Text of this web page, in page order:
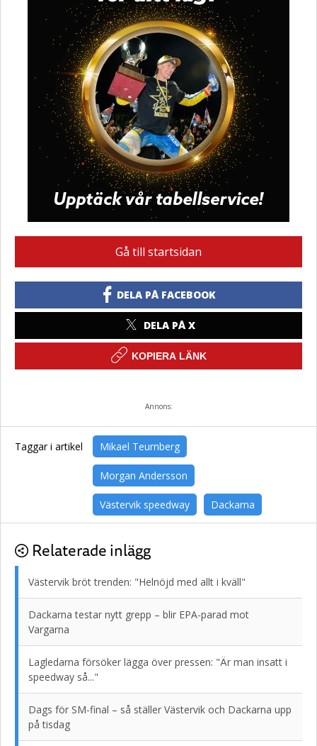
Gå till startsidan
DELA PÅ FACEBOOK
DELA PÅ X
KOPIERA LÄNK
Annons:
Taggar i artikel Mikael Teurnberg
Morgan Andersson
Västervik speedway Dackarna
Relaterade inlägg
Västervik bröt trenden: "Helnöjd med allt i kväll"
Dackarna testar nytt grepp – blir EPA-parad mot
Vargarna
Lagledarna försöker lägga över pressen: "Är man insatt i
speedway så..."
Dags för SM-final – så ställer Västervik och Dackarna upp
på tisdag